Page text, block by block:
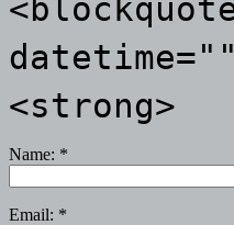
<strong>
Name: *
Email: *